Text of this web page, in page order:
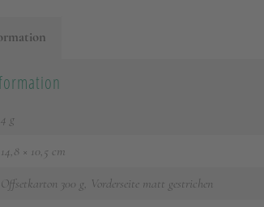
4 g
14,8 × 10,5 cm
Offsetkarton 300 g, Vorderseite matt gestrichen